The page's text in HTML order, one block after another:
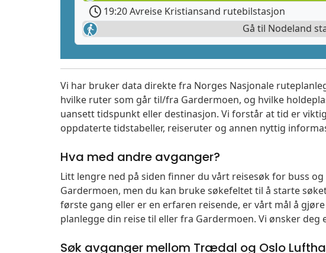
19:20 Avreise Kristiansand rutebilstasjon
Gå til Nodeland
Vi har bruker data direkte fra Norges Nasjonale
hvilke ruter som går til/fra Gardermoen, og hvilke
uansett tidspunkt eller destinasjon. Vi forstår at tid er
oppdaterte tidstabeller, reiseruter og annen nyttig
Hva med andre avganger?
Litt lengre ned på siden finner du vårt reisesøk for buss
Gardermoen, men du kan bruke søkefeltet til å starte
første gang eller er en erfaren reisende, er vårt mål å
planlegge din reise til eller fra Gardermoen. Vi ønsker
Søk avganger mellom Trædal og Oslo